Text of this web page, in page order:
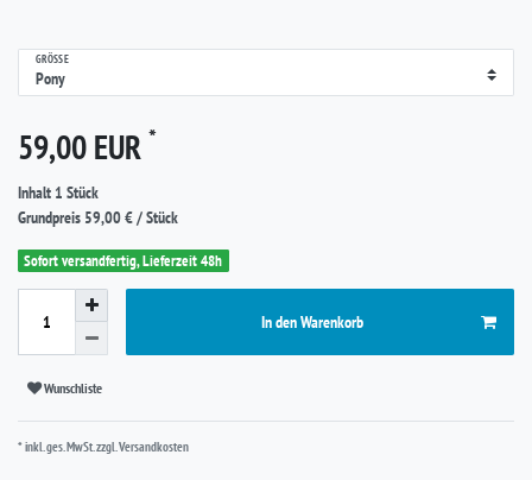
GRÖSSE
59,00 EUR *
Inhalt 1 Stück
Grundpreis 59,00 € / Stück
Sofort versandfertig, Lieferzeit 48h
In den Warenkorb
Wunschliste
* inkl. ges. MwSt. zzgl.Versandkosten